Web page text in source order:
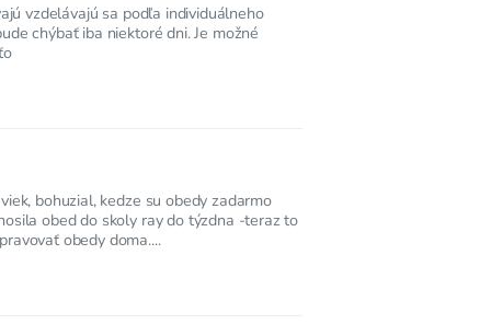
vzdelávajú sa podľa individuálneho
chýbať iba niektoré dni. Je možné
bohuzial, kedze su obedy zadarmo
obed do skoly ray do týzdna -teraz to
obedy doma....